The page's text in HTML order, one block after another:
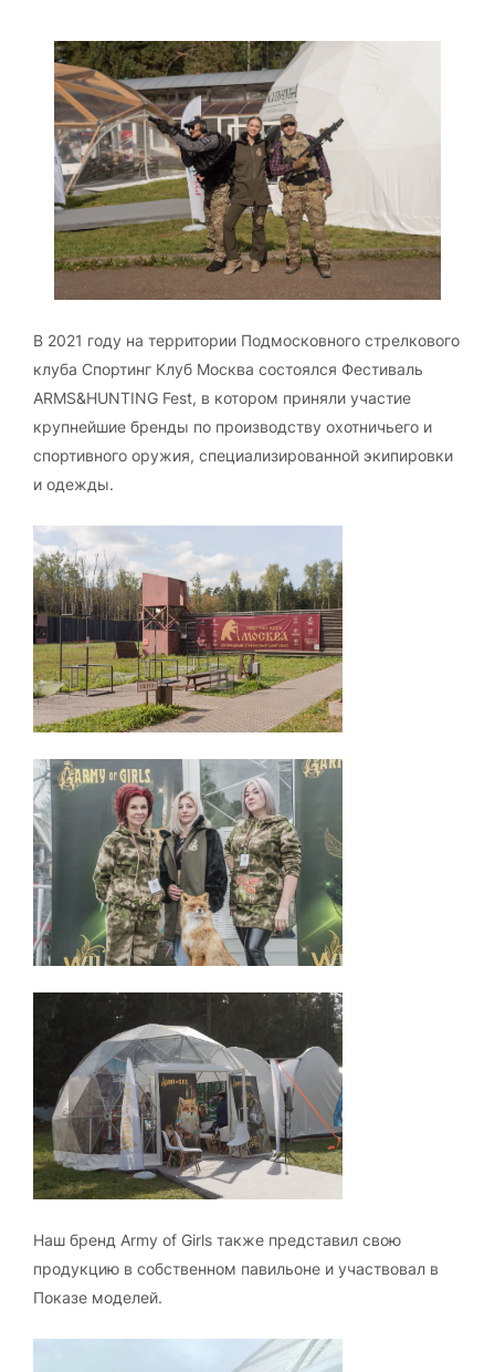
В 2021 году на территории Подмосковного стрелкового
клуба Спортинг Клуб Москва состоялся Фестиваль
ARMS&HUNTING Fest, в котором приняли участие
крупнейшие бренды по производству охотничьего и
спортивного оружия, специализированной экипировки
и одежды.
Наш бренд Army of Girls также представил свою
продукцию в собственном павильоне и участвовал в
Показе моделей.